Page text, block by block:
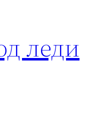
леди